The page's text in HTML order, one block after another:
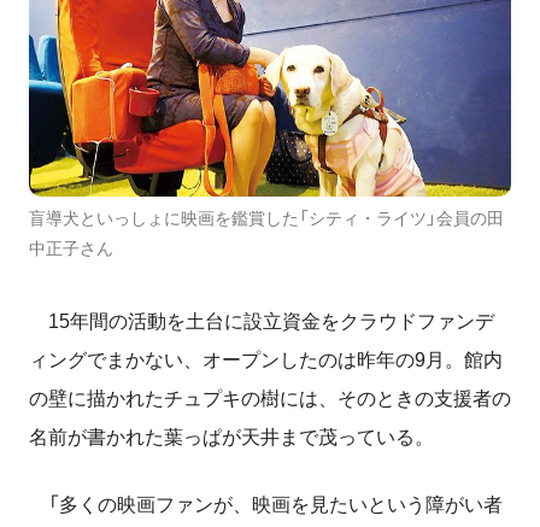
盲導犬といっしょに映画を鑑賞した「シティ・ライツ」会員の田
中正子さん
15年間の活動を土台に設立資金をクラウドファンデ
ィングでまかない、オープンしたのは昨年の9月。館内
の壁に描かれたチュプキの樹には、そのときの支援者の
名前が書かれた葉っぱが天井まで茂っている。
「多くの映画ファンが、映画を見たいという障がい者